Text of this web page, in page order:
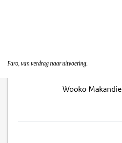
Wooko Makandie